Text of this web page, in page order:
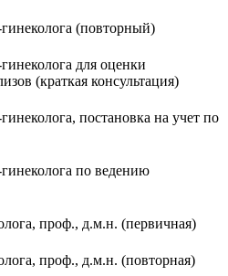
(повторный)
для оценки
(краткая консультация)
постановка на учет по
по ведению
проф., д.м.н. (первичная)
проф., д.м.н. (повторная)